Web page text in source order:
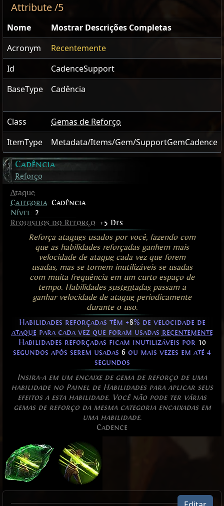
Attribute /5
Nome
Mostrar Descrições Completas
Acronym
Recentemente
Id
CadenceSupport
BaseType
Cadência
Class
Gemas de Reforço
ItemType
Metadata/Items/Gem/SupportGemCadence
Cadência
Reforço
Ataque
Categoria: Cadência
Nível: 2
Requisitos do Reforço: +5 Des
Reforça ataquesusados por você, fazendo com
que as habilidades reforçadas ganhem mais
velocidade de ataquecada vez que forem
usadas, mas se tornem inutilizáveis se usadas
com muita frequência em um curto espaço de
tempo. Habilidades sustentadaspassam a
ganhar velocidade de ataqueperiodicamente
durante o uso.
Habilidades reforçadas têm +8% de velocidade de
ataquepara cada vez que foram usadas recentemente
Habilidades reforçadas ficam inutilizáveis por 10
segundos após serem usadas 6 ou mais vezes em até 4
segundos
Insira-a em um encaixe de gema de reforço de uma
habilidade no Painel de Habilidades para aplicar seus
efeitos a esta habilidade. Você não pode ter várias
gemas de reforço da mesma categoria encaixadas em
uma habilidade.
Cadence